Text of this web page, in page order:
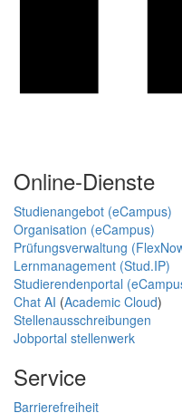
Online-Dienste
Studienangebot (eCampus)
Organisation (eCampus)
Prüfungsverwaltung
Lernmanagement (Stud.IP)
Studierendenportal
Chat AI (Academic Cloud)
Stellenausschreibungen
Jobportal stellenwerk
Service
Barrierefreiheit